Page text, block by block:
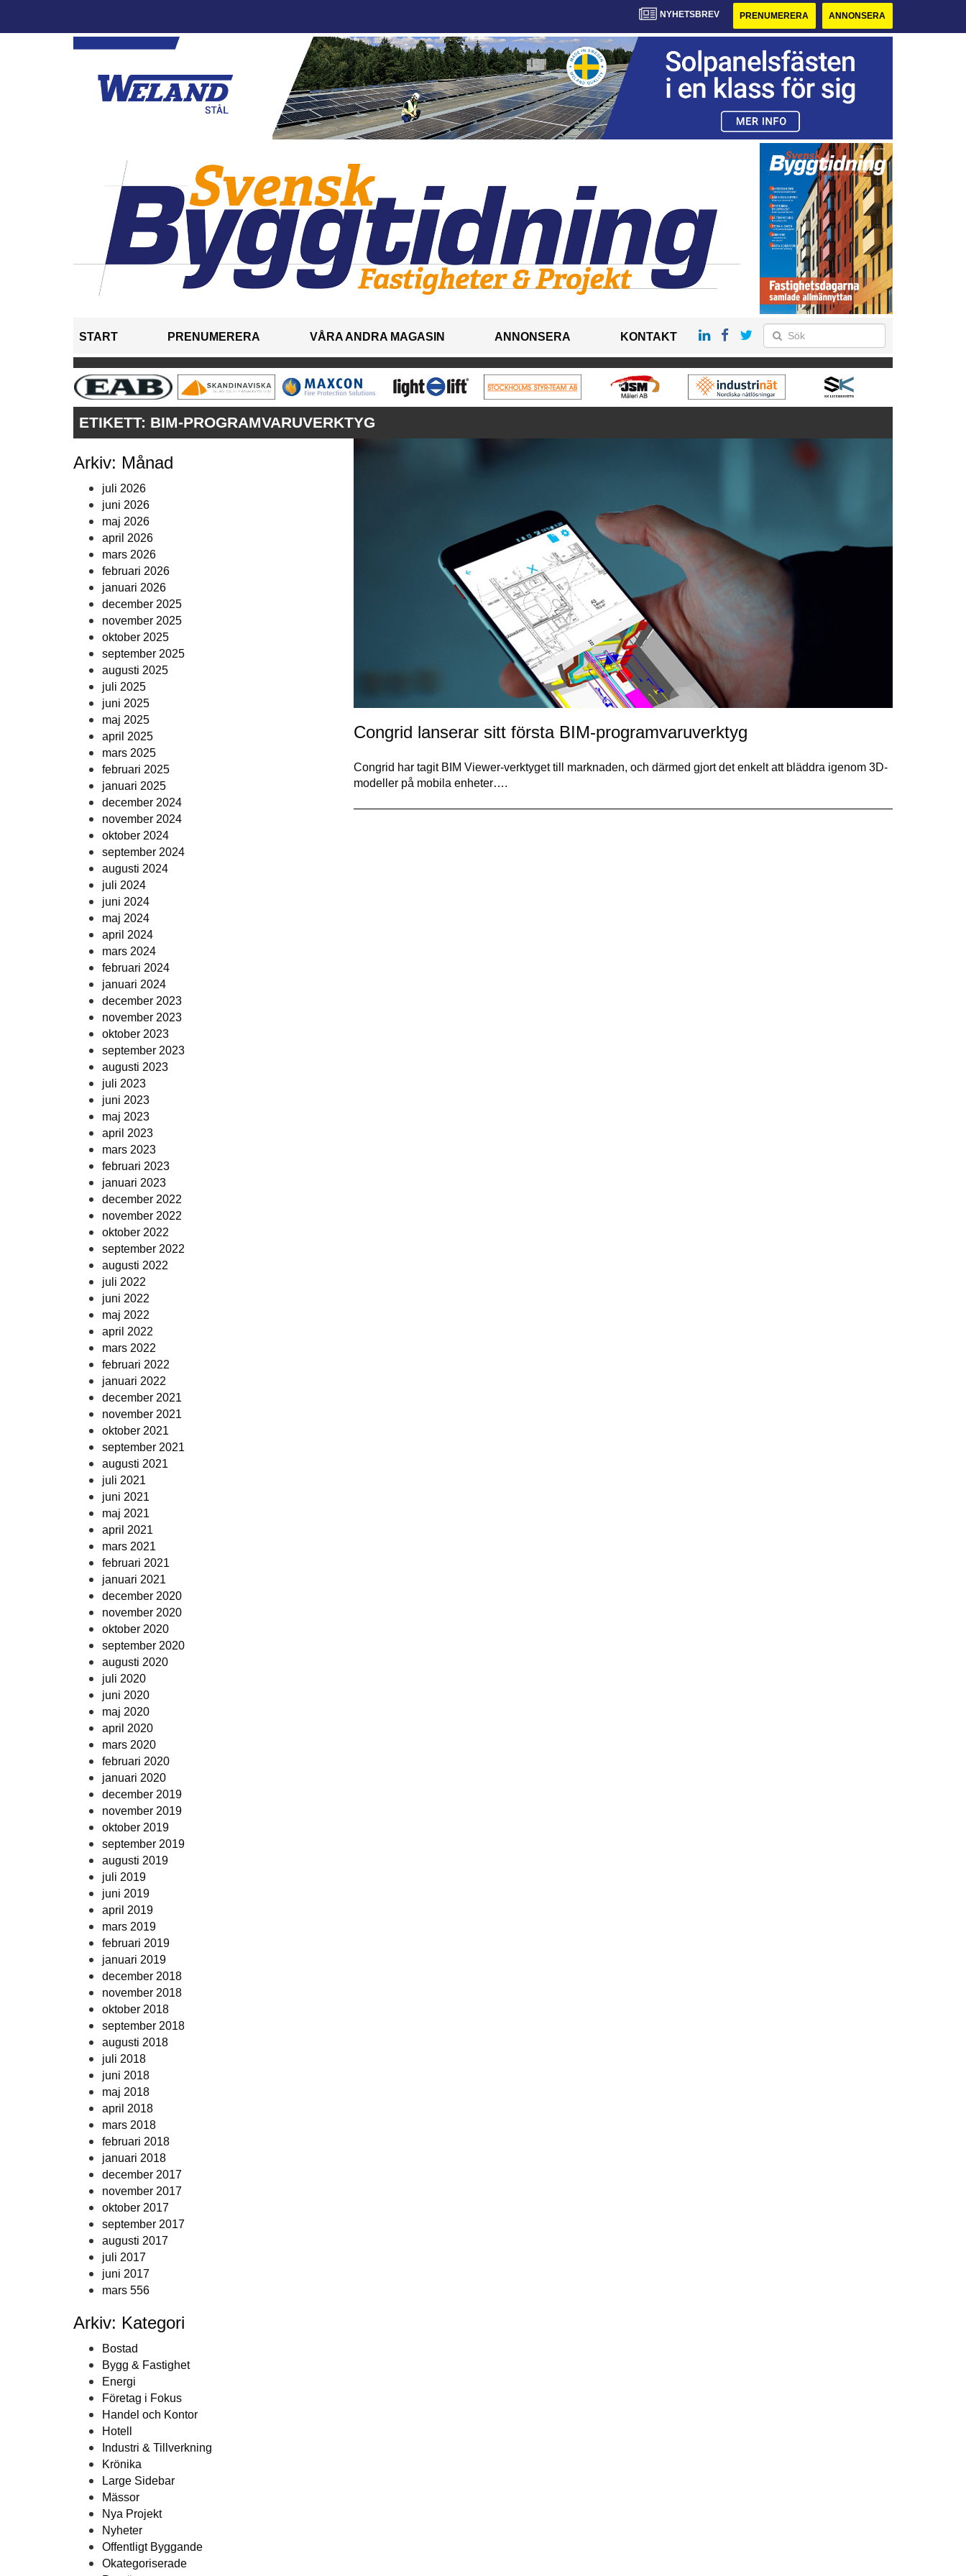
NYHETSBREV PRENUMERERA ANNONSERA
START PRENUMERERA VÅRA ANDRA MAGASIN ANNONSERA KONTAKT
ETIKETT: BIM-PROGRAMVARUVERKTYG
Arkiv: Månad
juli 2026
juni 2026
maj 2026
april 2026
mars 2026
februari 2026
januari 2026
december 2025
november 2025
oktober 2025
september 2025
augusti 2025
juli 2025
juni 2025
maj 2025
april 2025
mars 2025
februari 2025
januari 2025
december 2024
november 2024
oktober 2024
september 2024
augusti 2024
juli 2024
juni 2024
maj 2024
april 2024
mars 2024
februari 2024
januari 2024
december 2023
november 2023
oktober 2023
september 2023
augusti 2023
juli 2023
juni 2023
maj 2023
april 2023
mars 2023
februari 2023
januari 2023
december 2022
november 2022
oktober 2022
september 2022
augusti 2022
juli 2022
juni 2022
maj 2022
april 2022
mars 2022
februari 2022
januari 2022
december 2021
november 2021
oktober 2021
september 2021
augusti 2021
juli 2021
juni 2021
maj 2021
april 2021
mars 2021
februari 2021
januari 2021
december 2020
november 2020
oktober 2020
september 2020
augusti 2020
juli 2020
juni 2020
maj 2020
april 2020
mars 2020
februari 2020
januari 2020
december 2019
november 2019
oktober 2019
september 2019
augusti 2019
juli 2019
juni 2019
april 2019
mars 2019
februari 2019
januari 2019
december 2018
november 2018
oktober 2018
september 2018
augusti 2018
juli 2018
juni 2018
maj 2018
april 2018
mars 2018
februari 2018
januari 2018
december 2017
november 2017
oktober 2017
september 2017
augusti 2017
juli 2017
juni 2017
mars 556
Arkiv: Kategori
Bostad
Bygg & Fastighet
Energi
Företag i Fokus
Handel och Kontor
Hotell
Industri & Tillverkning
Krönika
Large Sidebar
Mässor
Nya Projekt
Nyheter
Offentligt Byggande
Okategoriserade
Congrid lanserar sitt första BIM-programvaruverktyg
Congrid har tagit BIM Viewer-verktyget till marknaden, och därmed gjort det enkelt att bläddra igenom 3D-
modeller på mobila enheter….